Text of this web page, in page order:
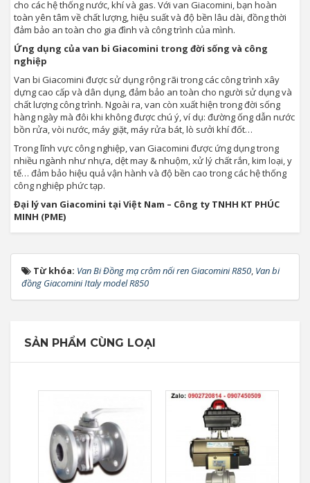
cho các hệ thống nước, khí và gas. Với van Giacomini, bạn hoàn
toàn yên tâm về chất lượng, hiệu suất và độ bền lâu dài, đồng thời
đảm bảo an toàn cho gia đình và công trình của mình.
Ứng dụng của van bi Giacomini trong đời sống và công
nghiệp
Van bi Giacomini được sử dụng rộng rãi trong các công trình xây
dựng cao cấp và dân dụng, đảm bảo an toàn cho người sử dụng và
chất lượng công trình. Ngoài ra, van còn xuất hiện trong đời sống
hàng ngày mà đôi khi không được chú ý, ví dụ: đường ống dẫn nước
bồn rửa, vòi nước, máy giặt, máy rửa bát, lò sưởi khí đốt…
Trong lĩnh vực công nghiệp, van Giacomini được ứng dụng trong
nhiều ngành như nhựa, dệt may & nhuộm, xử lý chất rắn, kim loại, y
tế… đảm bảo hiệu quả vận hành và độ bền cao trong các hệ thống
công nghiệp phức tạp.
Đại lý van Giacomini tại Việt Nam – Công ty TNHH KT PHÚC
MINH (PME)
Từ khóa: Van Bi Đồng mạ crôm nối ren Giacomini R850, Van bi
đồng Giacomini Italy model R850
SẢN PHẨM CÙNG LOẠI